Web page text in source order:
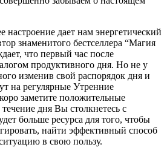
настроение дает нам энергетический
знаменитого бестселлера “Магия
что первый час после
продуктивного дня. Но не у
изменив свой распорядок дня и
на регулярные Утренние
заметите положительные
дня Вы столкнетесь с
больше ресурса для того, чтобы
найти эффективный способ
в свою пользу.